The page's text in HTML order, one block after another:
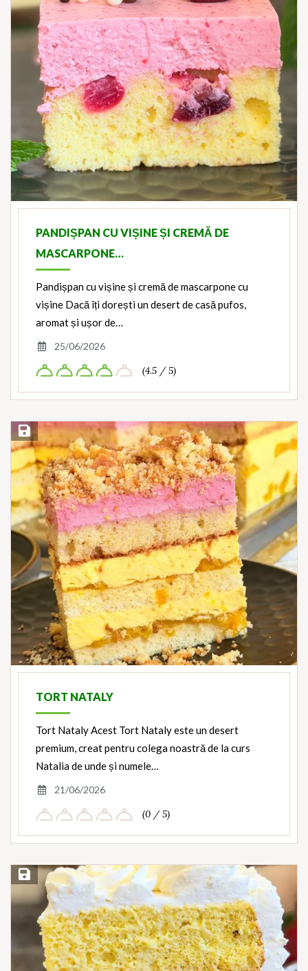
PANDIȘPAN CU VIȘINE ȘI CREMĂ DE
MASCARPONE…
Pandișpan cu vișine și cremă de mascarpone cu
vișine Dacă îți dorești un desert de casă pufos,
aromat și ușor de…
25/06/2026
(4.5 / 5)
Save Recipe
TORT NATALY
Tort Nataly Acest Tort Nataly este un desert
premium, creat pentru colega noastră de la curs
Natalia de unde și numele…
21/06/2026
(0 / 5)
Save Recipe